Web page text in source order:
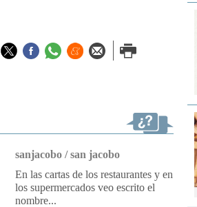
TwitterFacebook
Whatsapp
Menéame
Enviar porImprimir
sanjacobo / san jacobo
En las cartas de los restaurantes y en
los supermercados veo escrito el
nombre...